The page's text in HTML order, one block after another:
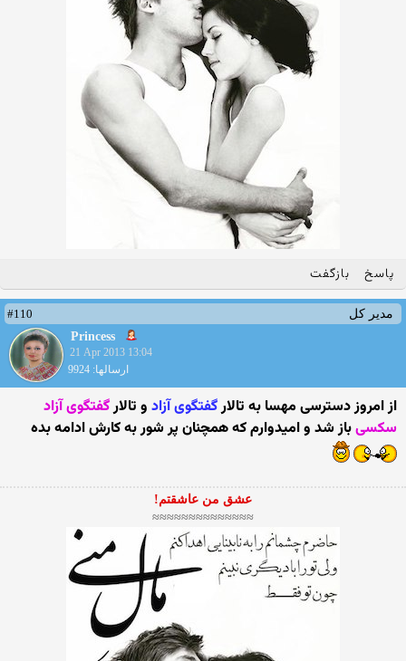
پاسخ بازگفت
مدیر کل
#110
Princess
21 Apr 2013 13:04
ارسالها: 9924
از امروز دسترسی مهسا به تالارگفتگوی آزاد و تالارگفتگوی آزاد
سکسیباز شد و امیدوارم که همچنان پر شور به کارش ادامه بده
عشق من عاشقتم!
≈≈≈≈≈≈≈≈≈≈≈≈≈≈